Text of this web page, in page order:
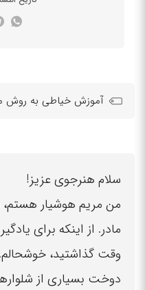
آموزش خیاطی به روش
سلام هنرجوی عزیز!
من مریم هوشیار
مادر. از اینکه برای
وقت گذاشتید،
دوخت بسیاری از